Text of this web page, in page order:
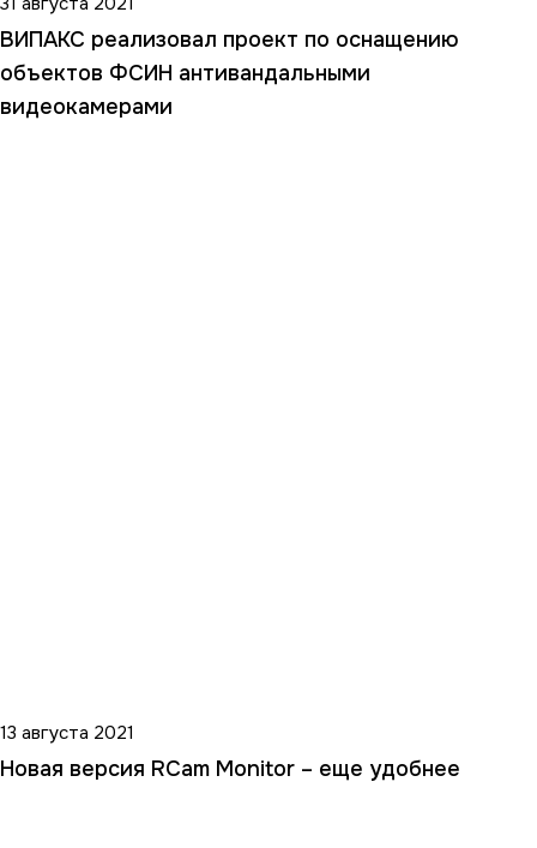
ВИПАКС реализовал проект по оснащению
объектов ФСИН антивандальными
видеокамерами
13 августа 2021
Новая версия RCam Monitor – еще удобнее